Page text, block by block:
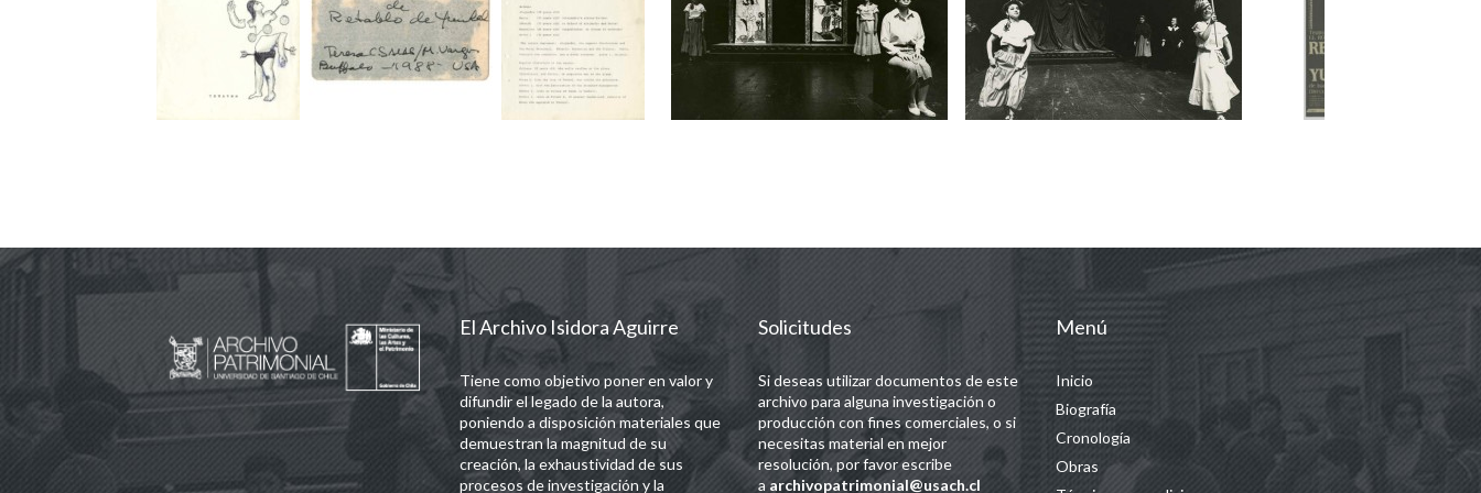
El Archivo Isidora Aguirre
Tiene como objetivo poner en valor y
difundir el legado de la autora,
poniendo a disposición materiales que
demuestran la magnitud de su
creación, la exhaustividad de sus
procesos de investigación y la
Solicitudes
Si deseas utilizar documentos de este
archivo para alguna investigación o
producción con fines comerciales, o si
necesitas material en mejor
resolución, por favor escribe
aarchivopatrimonial@usach.cl
Menú
Inicio
Biografía
Cronología
Obras